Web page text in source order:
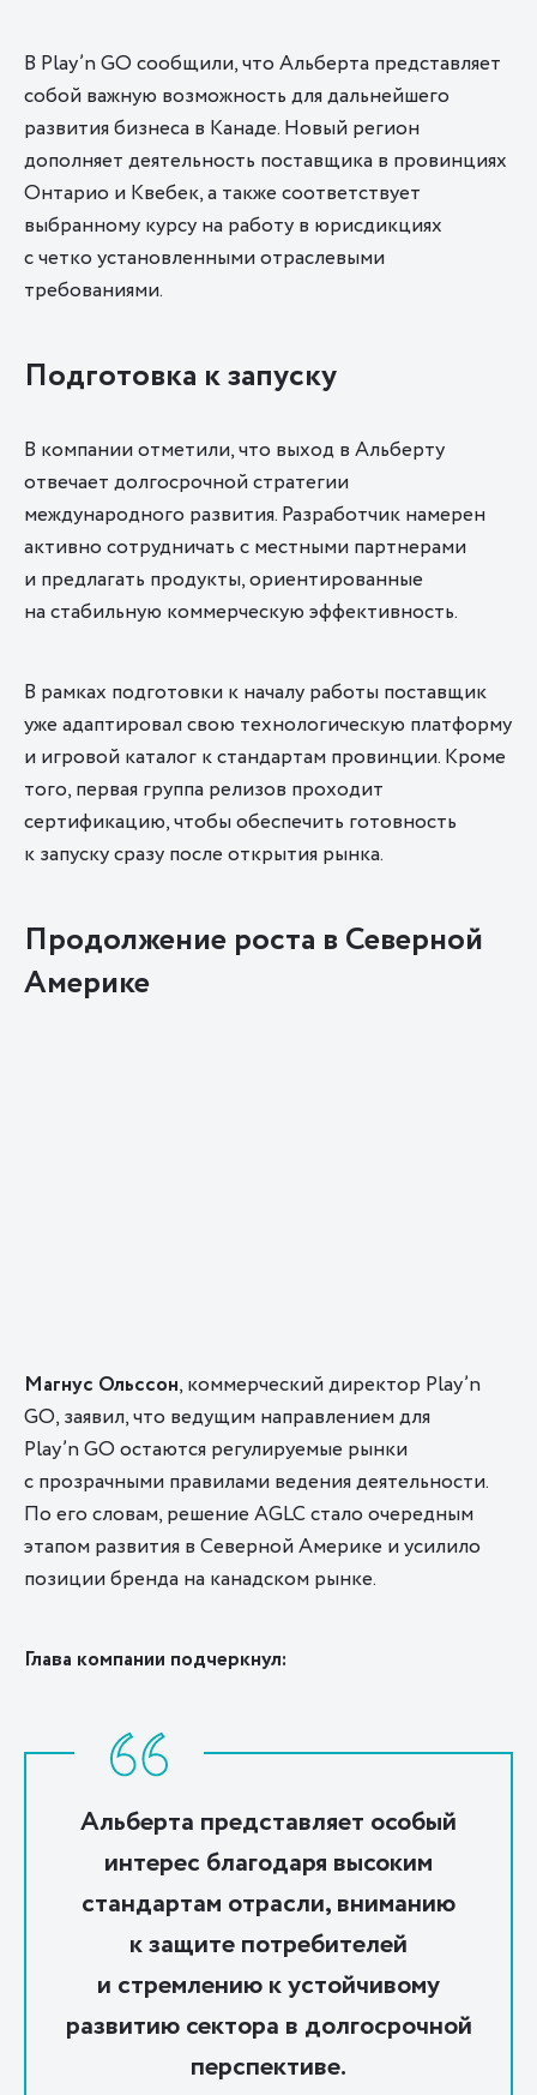
В Play’n GO сообщили, что Альберта представляет
собой важную возможность для дальнейшего
развития бизнеса в Канаде. Новый регион
дополняет деятельность поставщика в провинциях
Онтарио и Квебек, а также соответствует
выбранному курсу на работу в юрисдикциях
с четко установленными отраслевыми
требованиями.
Подготовка к запуску
В компании отметили, что выход в Альберту
отвечает долгосрочной стратегии
международного развития. Разработчик намерен
активно сотрудничать с местными партнерами
и предлагать продукты, ориентированные
на стабильную коммерческую эффективность.
В рамках подготовки к началу работы поставщик
уже адаптировал свою технологическую платформу
и игровой каталог к стандартам провинции. Кроме
того, первая группа релизов проходит
сертификацию, чтобы обеспечить готовность
к запуску сразу после открытия рынка.
Продолжение роста в Северной
Америке
Магнус Ольссон, коммерческий директор Play’n
GO, заявил, что ведущим направлением для
Play’n GO остаются регулируемые рынки
с прозрачными правилами ведения деятельности.
По его словам, решение AGLC стало очередным
этапом развития в Северной Америке и усилило
позиции бренда на канадском рынке.
Глава компании подчеркнул:
Альберта представляет особый
интерес благодаря высоким
стандартам отрасли, вниманию
к защите потребителей
и стремлению к устойчивому
развитию сектора в долгосрочной
перспективе.